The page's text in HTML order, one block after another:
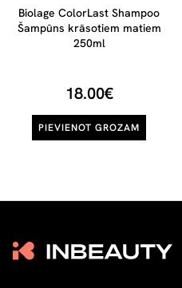
Biolage ColorLast Shampoo
Šampūns krāsotiem matiem
250ml
18.00€
PIEVIENOT GROZAM